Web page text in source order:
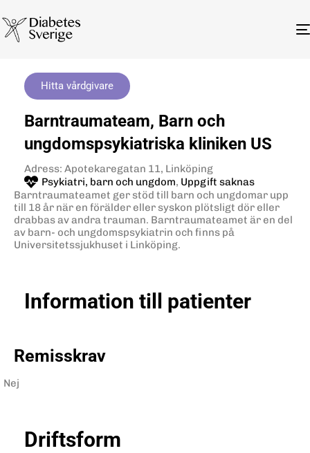
Hitta vårdgivare
Barntraumateam, Barn och
ungdomspsykiatriska kliniken US
Adress: Apotekaregatan 11, Linköping
Psykiatri, barn och ungdom, Uppgift saknas
Barntraumateamet ger stöd till barn och ungdomar upp
till 18 år när en förälder eller syskon plötsligt dör eller
drabbas av andra trauman. Barntraumateamet är en del
av barn- och ungdomspsykiatrin och finns på
Universitetssjukhuset i Linköping.
Information till patienter
Remisskrav
Nej
Driftsform